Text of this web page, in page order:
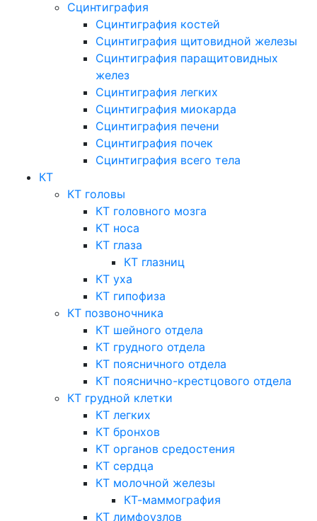
Сцинтиграфия
Сцинтиграфия костей
Сцинтиграфия щитовидной железы
Сцинтиграфия паращитовидных
желез
Сцинтиграфия легких
Сцинтиграфия миокарда
Сцинтиграфия печени
Сцинтиграфия почек
Сцинтиграфия всего тела
КТ
КТ головы
КТ головного мозга
КТ носа
КТ глаза
КТ глазниц
КТ уха
КТ гипофиза
КТ позвоночника
КТ шейного отдела
КТ грудного отдела
КТ поясничного отдела
КТ пояснично-крестцового отдела
КТ грудной клетки
КТ легких
КТ бронхов
КТ органов средостения
КТ сердца
КТ молочной железы
КТ-маммография
КТ лимфоузлов